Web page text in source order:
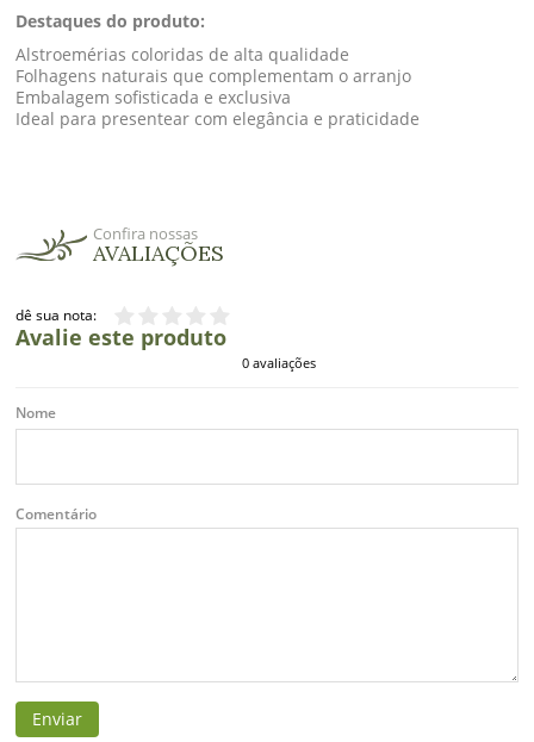
Destaques do produto:
Alstroemérias coloridas de alta qualidade
Folhagens naturais que complementam o arranjo
Embalagem sofisticada e exclusiva
Ideal para presentear com elegância e praticidade
Confira nossas
AVALIAÇÕES
Avalie este produto
0 avaliações
dê sua nota:
Nome
Comentário
Enviar